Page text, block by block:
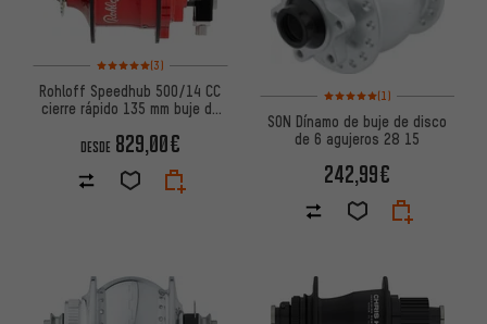
Valoración media: 5 de 5 basada en 3 reseñas
(3)
Rohloff Speedhub 500/14 CC
cierre rápido 135 mm buje de
DESDE 829,00€
Valoración media: 5 de 5
(1)
SON Dínamo de buje de disco
de 6 agujeros 28 15
242,99€